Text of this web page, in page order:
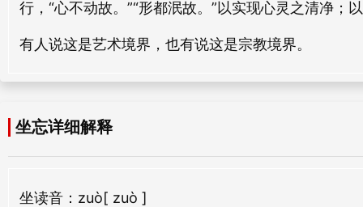
行，“心不动故。”“形都泯故。”以实现心灵之清净
有人说这是艺术境界，也有说这是宗教境界。
坐忘详细解释
坐读音：zuò[ zuò ]